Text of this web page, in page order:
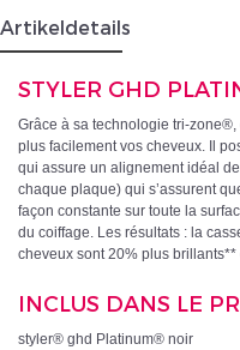
Artikeldetails
STYLER GHD
Grâce à sa technologie tri-
plus facilement vos cheveux. Il
qui assure un alignement idéal
chaque plaque) qui s’assurent
façon constante sur toute la
du coiffage. Les résultats : la
cheveux sont 20% plus brillants**
INCLUS DANS LE
styler® ghd Platinum® noir